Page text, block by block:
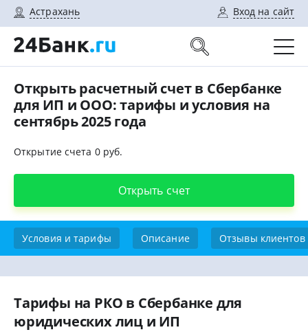
Астрахань Вход на сайт
Открыть расчетный счет в Сбербанке
для ИП и ООО: тарифы и условия на
сентябрь 2025 года
Открытие счета 0 руб.
Открыть счет
Условия и тарифы Описание Отзывы клиентов
Тарифы на РКО в Сбербанке для
юридических лиц и ИП